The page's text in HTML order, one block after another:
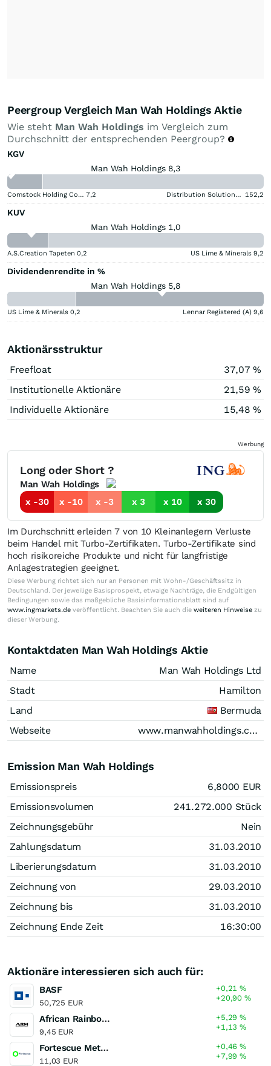
Peergroup Vergleich Man Wah Holdings Aktie
Wie steht Man Wah Holdings im Vergleich zum
Durchschnitt der entsprechenden Peergroup?
KGV
Man Wah Holdings 8,3
Comstock Holding Companies Registered (A) 7,2 Distribution Solutions Group 152,2
KUV
Man Wah Holdings 1,0
A.S.Creation Tapeten 0,2 US Lime & Minerals 9,2
Dividendenrendite in %
Man Wah Holdings 5,8
US Lime & Minerals 0,2 Lennar Registered (A) 9,6
Aktionärsstruktur
Freefloat
37,07 %
Institutionelle Aktionäre
21,59 %
Individuelle Aktionäre
15,48 %
Werbung
Long oder Short ?
Man Wah Holdings
x -30
x -10 x -3 x 3 x 10 x 30
Im Durchschnitt erleiden 7 von 10 Kleinanlegern Verluste
beim Handel mit Turbo-Zertifikaten. Turbo-Zertifikate sind
hoch risikoreiche Produkte und nicht für langfristige
Anlagestrategien geeignet.
Diese Werbung richtet sich nur an Personen mit Wohn-/Geschäftssitz in
Deutschland. Der jeweilige Basisprospekt, etwaige Nachträge, die Endgültigen
Bedingungen sowie das maßgebliche Basisinformationsblatt sind auf
www.ingmarkets.de veröffentlicht. Beachten Sie auch die weiteren Hinweise zu
dieser Werbung.
Kontaktdaten Man Wah Holdings Aktie
Name
Man Wah Holdings Ltd
Stadt
Hamilton
Land
Bermuda
Webseite
www.manwahholdings.com
Emission Man Wah Holdings
Emissionspreis 6,8000 EUR
Emissionsvolumen
241.272.000 Stück
Zeichnungsgebühr
Nein
Zahlungsdatum
31.03.2010
Liberierungsdatum
31.03.2010
Zeichnung von
29.03.2010
Zeichnung bis
31.03.2010
Zeichnung Ende Zeit
16:30:00
Aktionäre interessieren sich auch für:
BASF
50,725 EUR
+0,21%
+20,90%
African Rainbow Minerals
9,45 EUR
+5,29%
+1,13%
Fortescue Metals Group
11,03 EUR
+0,46%
+7,99%